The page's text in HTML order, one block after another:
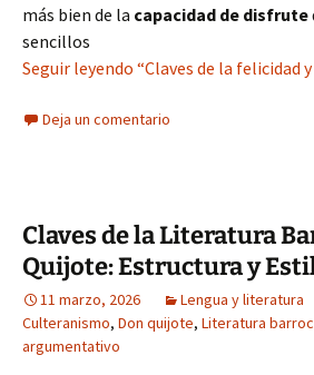
más bien de la capacidad de disfrute
sencillos
Seguir leyendo “Claves de la felicidad
Deja un comentario
Claves de la Literatura
Quijote: Estructura y
11 marzo, 2026 Lengua y literatura
Culteranismo, Don quijote, Literatura
argumentativo